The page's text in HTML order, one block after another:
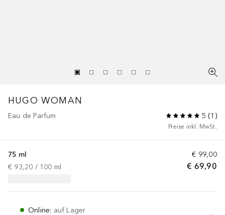
HUGO WOMAN
Eau de Parfum 5 (1 )
Preise inkl. MwSt.
€ 99,00
€ 69,90
75 ml
€ 93,20 / 100 ml
Online: auf Lager